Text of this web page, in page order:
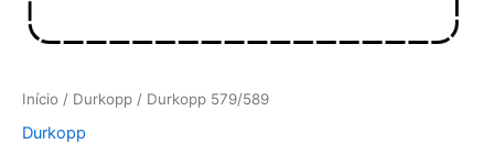
Início / Durkopp / Durkopp 579/589
Durkopp